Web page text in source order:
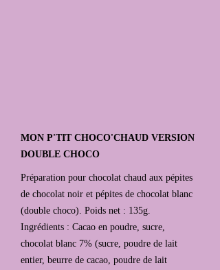
MON P'TIT CHOCO'CHAUD VERSION
DOUBLE CHOCO
Préparation pour chocolat chaud aux pépites
de chocolat noir et pépites de chocolat blanc
(double choco). Poids net : 135g.
Ingrédients : Cacao en poudre, sucre,
chocolat blanc 7% (sucre, poudre de lait
entier, beurre de cacao, poudre de lait